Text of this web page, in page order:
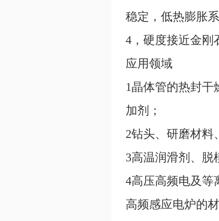
稳定，低热膨胀
4，硬度接近金
应用领域
1晶体管的热封
加剂；
2钻头、研磨材
3高温润滑剂、脱
4高压高频电及等
高频感应电炉的